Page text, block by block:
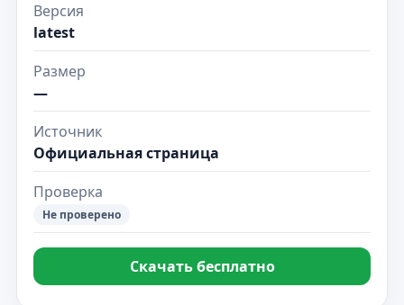
Версия
latest
Размер
—
Источник
Официальная страница
Проверка
Не проверено
Скачать бесплатно